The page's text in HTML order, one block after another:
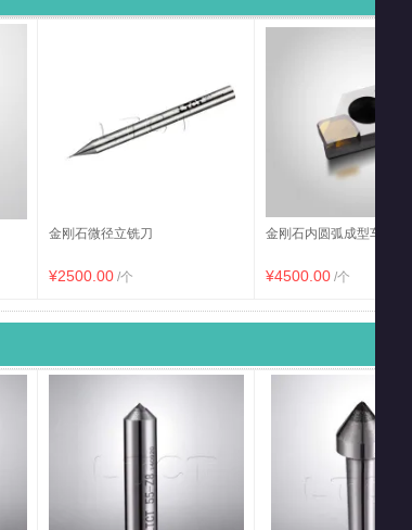
金刚石微径立铣刀
¥2500.00 /个
金刚石内圆弧成型车刀
¥4500.00 /个